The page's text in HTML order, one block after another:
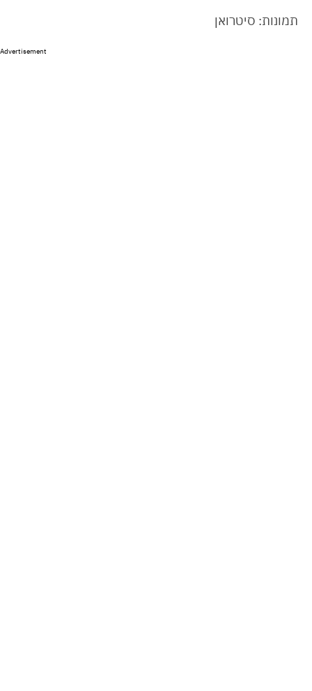
תמונות: סיטרואן
Advertisement